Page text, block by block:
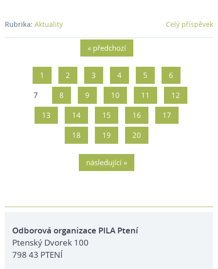
Celý příspěvek
Rubrika: Aktuality
« předchozí
1 2 3 4 5 6
7 8 9 10 11 12
13 14 15 16 17
18 19 20
následující »
Odborová organizace PILA Ptení
Ptenský Dvorek 100
798 43 PTENÍ